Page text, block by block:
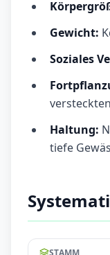
Gewicht:
Soziales
Haltung:
tiefe